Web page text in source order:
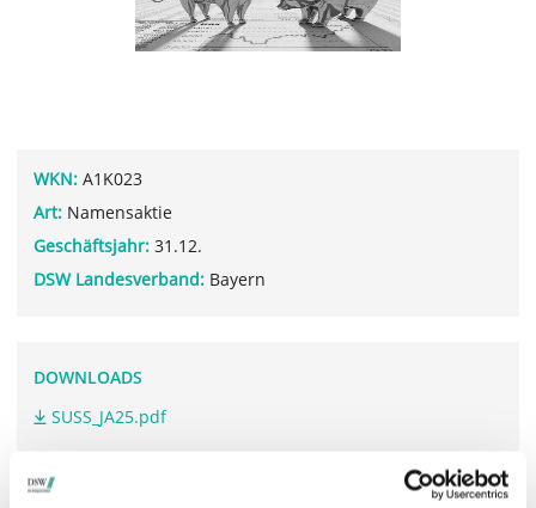
WKN: A1K023
Art: Namensaktie
Geschäftsjahr: 31.12.
DSW Landesverband: Bayern
DOWNLOADS
SUSS_JA25.pdf